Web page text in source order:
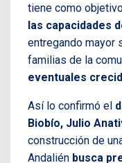
tiene como
las capacidades
entregando mayor
familias de la
eventuales
Así lo confirmó el
Biobío, Julio
construcción de
Andalién busca